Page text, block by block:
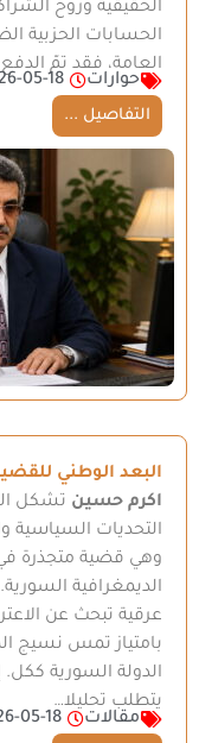
الحقيقية وروح
الحسابات الحزبية
العامة، فقد تمّ
حوارات
05-18
التفاصيل ...
البعد الوطني
اكرم حسين تشكل
التحديات السياسية
وهي قضية متجذرة في
الديمغرافية
عرقية تبحث عن
بامتياز تمس نسيج
الدولة السورية
يتطلب تحليلا…
مقالات
05-18